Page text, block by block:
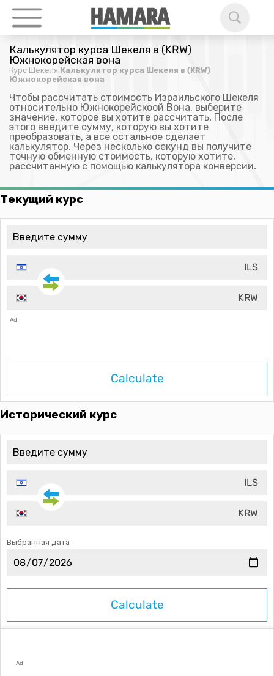
Калькулятор курса Шекеля в (KRW)
Южнокорейская вона
Курс Шекеля Калькулятор курса Шекеля в (KRW)
Южнокорейская вона
Чтобы рассчитать стоимость Израильского Шекеля
относительно Южнокорейскоой Вона, выберите
значение, которое вы хотите рассчитать. После
этого введите сумму, которую вы хотите
преобразовать, а все остальное сделает
калькулятор. Через несколько секунд вы получите
точную обменную стоимость, которую хотите,
рассчитанную с помощью калькулятора конверсии.
Текущий курс
ILS
KRW
Ad
Calculate
Исторический курс
ILS
KRW
Выбранная дата
Ad